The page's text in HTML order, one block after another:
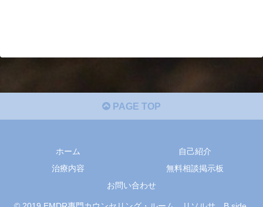
PAGE TOP
ホーム
自己紹介
治療内容
無料相談掲示板
お問い合わせ